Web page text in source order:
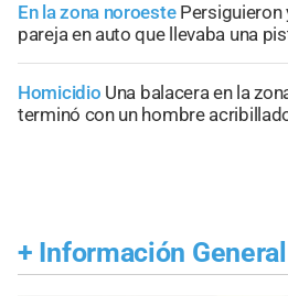
En la zona noroeste Persiguieron
pareja en auto que llevaba una
Homicidio Una balacera en la
terminó con un hombre
+ Información General